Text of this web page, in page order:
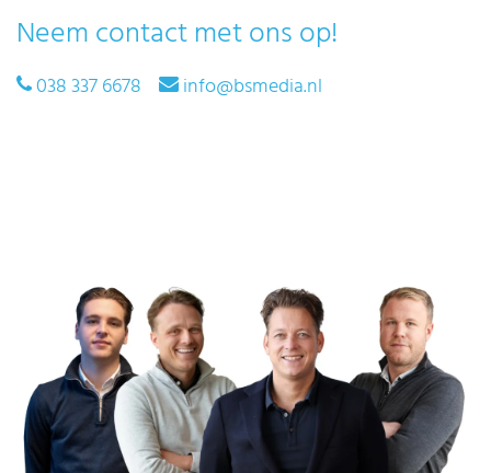
Neem contact met ons op!
038 337 6678 info@bsmedia.nl